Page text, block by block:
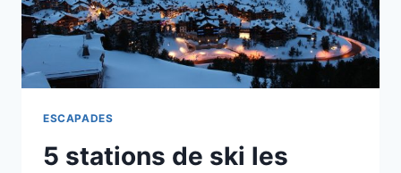
ESCAPADES
5 stations de ski les